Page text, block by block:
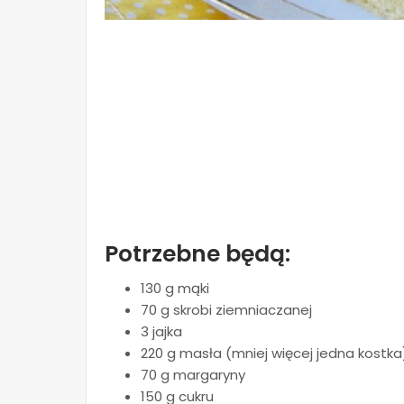
Potrzebne będą:
130 g mąki
70 g skrobi ziemniaczanej
3 jajka
220 g masła (mniej więcej jedna
70 g margaryny
150 g cukru